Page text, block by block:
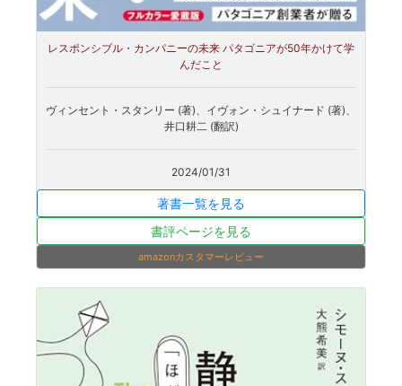
レスポンシブル・カンパニーの未来 パタゴニアが50年かけて学
んだこと
ヴィンセント・スタンリー (著)、イヴォン・シュイナード (著)、
井口耕二 (翻訳)
2024/01/31
著書一覧を見る
書評ページを見る
amazonカスタマーレビュー